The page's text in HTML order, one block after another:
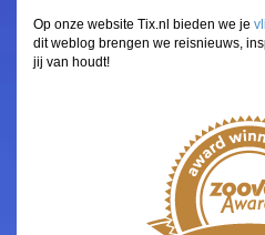
Op onze website Tix.nl bieden we je
dit weblog brengen we reisnieuws,
jij van houdt!